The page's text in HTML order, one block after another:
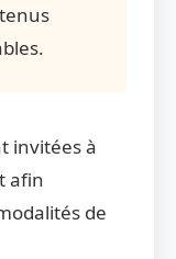
invitées à
afin
de